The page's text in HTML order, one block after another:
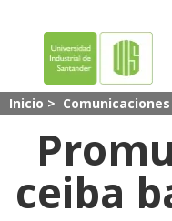
Inicio > Comunicaciones
ceiba